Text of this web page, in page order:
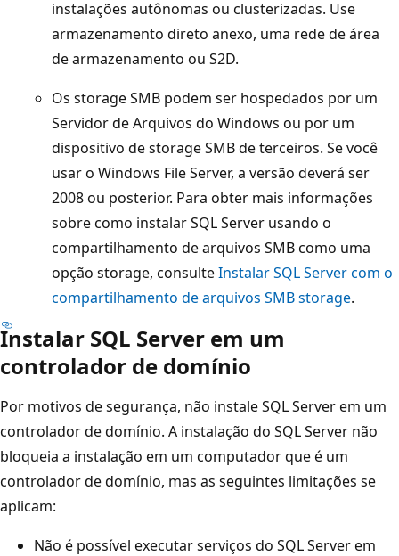
instalações autônomas ou clusterizadas. Use
armazenamento direto anexo, uma rede de área
de armazenamento ou S2D.
Os storage SMB podem ser hospedados por um
Servidor de Arquivos do Windows ou por um
dispositivo de storage SMB de terceiros. Se você
usar o Windows File Server, a versão deverá ser
2008 ou posterior. Para obter mais informações
sobre como instalar SQL Server usando o
compartilhamento de arquivos SMB como uma
opção storage, consulteInstalar SQL Server com o
compartilhamento de arquivos SMB storage.
Instalar SQL Server em um
controlador de domínio
Por motivos de segurança, não instale SQL Server em um
controlador de domínio. A instalação do SQL Server não
bloqueia a instalação em um computador que é um
controlador de domínio, mas as seguintes limitações se
aplicam:
Não é possível executar serviços do SQL Server em